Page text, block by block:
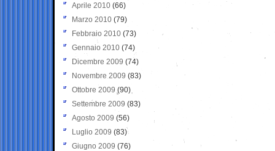
Aprile 2010 (66)
Marzo 2010 (79)
Febbraio 2010 (73)
Gennaio 2010 (74)
Dicembre 2009 (74)
Novembre 2009 (83)
Ottobre 2009 (90)
Settembre 2009 (83)
Agosto 2009 (56)
Luglio 2009 (83)
Giugno 2009 (76)